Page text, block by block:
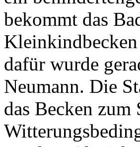
bekommt das
dafür wurde
Neumann. Die
das Becken